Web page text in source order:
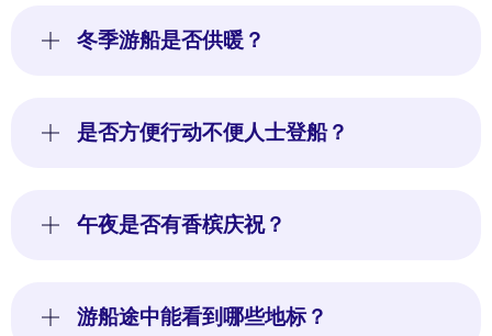
冬季游船是否供暖？
是否方便行动不便人士登船？
午夜是否有香槟庆祝？
游船途中能看到哪些地标？